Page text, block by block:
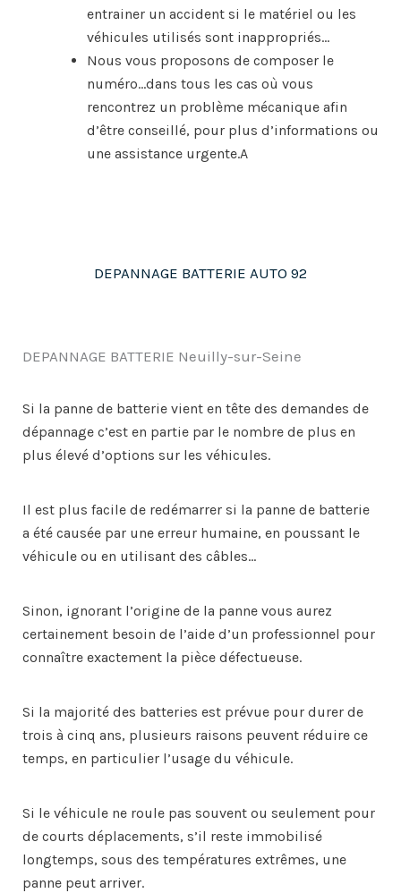
entrainer un accident si le matériel ou les
véhicules utilisés sont inappropriés…
Nous vous proposons de composer le
numéro…dans tous les cas où vous
rencontrez un problème mécanique afin
d’être conseillé, pour plus d’informations ou
une assistance urgente.A
DEPANNAGE BATTERIE AUTO 92
DEPANNAGE BATTERIE Neuilly-sur-Seine
Si la panne de batterie vient en tête des demandes de
dépannage c’est en partie par le nombre de plus en
plus élevé d’options sur les véhicules.
Il est plus facile de redémarrer si la panne de batterie
a été causée par une erreur humaine, en poussant le
véhicule ou en utilisant des câbles…
Sinon, ignorant l’origine de la panne vous aurez
certainement besoin de l’aide d’un professionnel pour
connaître exactement la pièce défectueuse.
Si la majorité des batteries est prévue pour durer de
trois à cinq ans, plusieurs raisons peuvent réduire ce
temps, en particulier l’usage du véhicule.
Si le véhicule ne roule pas souvent ou seulement pour
de courts déplacements, s’il reste immobilisé
longtemps, sous des températures extrêmes, une
panne peut arriver.